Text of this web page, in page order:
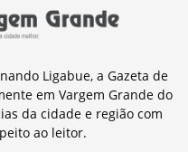
Ligabue, a Gazeta de
em Vargem Grande do
da cidade e região com
ao leitor.